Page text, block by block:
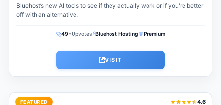
Bluehost’s new AI tools to see if they actually work or if you're better
off with an alternative.
🚀49+Upvotes⚡Bluehost Hosting💬Premium
VISIT
FEATURED 4.6